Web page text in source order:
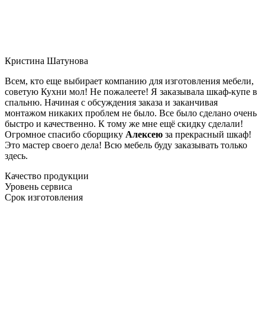
Кристина Шатунова
Всем, кто еще выбирает компанию для изготовления мебели,
советую Кухни мол! Не пожалеете! Я заказывала шкаф-купе в
спальню. Начиная с обсуждения заказа и заканчивая
монтажом никаких проблем не было. Все было сделано очень
быстро и качественно. К тому же мне ещё скидку сделали!
Огромное спасибо сборщику Алексею за прекрасный шкаф!
Это мастер своего дела! Всю мебель буду заказывать только
здесь.
Качество продукции
Уровень сервиса
Срок изготовления